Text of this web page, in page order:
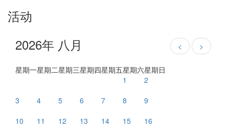
活动
2026年 八月
< >
星期一星期二星期三星期四星期五星期六星期日
1
2
3
4 5 6 7 8
9
10
11 12 13 14 15
16